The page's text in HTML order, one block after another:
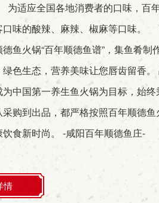
适应全国各地消费者的口味，百
味的酸辣、麻辣、椒麻等口味。
德鱼火锅“百年顺德鱼谱”，集鱼肴
绿色生态，营养美味让您唇齿
中国第一养生鱼火锅为目标，始
购到出品，都严格按照百年顺德
食新时尚。 -咸阳百年顺德鱼庄-
情